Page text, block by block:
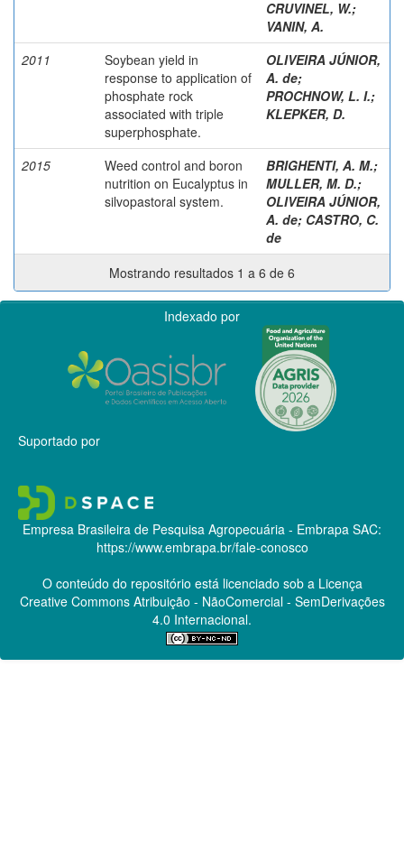
CRUVINEL, W.;
VANIN, A.
2011
Soybean yield in
response to application of
phosphate rock
associated with triple
superphosphate.
OLIVEIRA JÚNIOR,
A. de;
PROCHNOW, L. I.;
KLEPKER, D.
2015
Weed control and boron
nutrition on Eucalyptus in
silvopastoral system.
BRIGHENTI, A. M.;
MULLER, M. D.;
OLIVEIRA JÚNIOR,
A. de; CASTRO, C.
de
Mostrando resultados 1 a 6 de 6
Indexado por
Suportado por
Empresa Brasileira de Pesquisa Agropecuária - Embrapa SAC:
https://www.embrapa.br/fale-conosco
O conteúdo do repositório está licenciado sob a Licença
Creative CommonsAtribuição - NãoComercial - SemDerivações
4.0 Internacional.